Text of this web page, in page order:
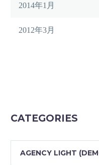
2014年1月
2012年3月
CATEGORIES
AGENCY LIGHT